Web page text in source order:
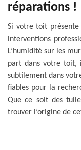
réparations !
Si votre toit présente
interventions
L’humidité sur les
part dans votre toit,
subtilement dans
fiables pour la
Que ce soit des
trouver l’origine de